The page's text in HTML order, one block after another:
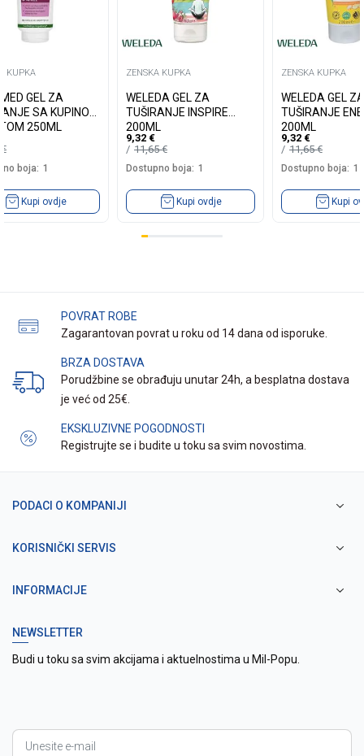
KUPKA
GEL ZA
KUPINOM
250ML
€
boja: 1
Kupi ovdje
ZENSKA KUPKA
WELEDA GEL ZA
TUŠIRANJE INSPIRE
200ML
9,32 €
11,65€
Dostupno boja: 1
Kupi ovdje
ZENSKA KUPKA
WELEDA GEL ZA
TUŠIRANJE
200ML
9,32 €
11,65€
Dostupno boja: 1
Kupi
POVRAT ROBE
Zagarantovan povrat u roku od 14 dana od isporuke.
BRZA DOSTAVA
Porudžbine se obrađuju unutar 24h, a besplatna dostava
je već od 25€.
EKSKLUZIVNE POGODNOSTI
Registrujte se i budite u toku sa svim novostima.
PODACI O KOMPANIJI
KORISNIČKI SERVIS
INFORMACIJE
NEWSLETTER
Budi u toku sa svim akcijama i aktuelnostima u Mil-Popu.